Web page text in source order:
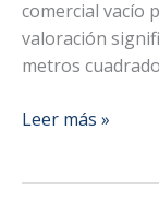
un
error
estructural
comercial vacío
valoración
metros
Garajes
Leer más »